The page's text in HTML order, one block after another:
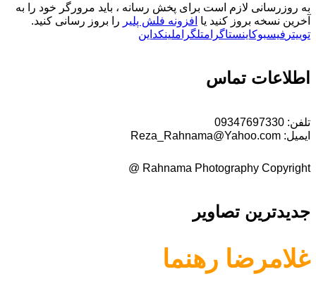
به روزرسانی لازم است برای پخش رسانه ، باید مرورگر خود را به
آخرین نسخه بروز کنید یا افزونه فلش پلیر را بروز رسانی کنید.
توییتر فیسبوکاینستاگرامتلگراملینکداین
اطلاعات تماس
تلفن:
ایمیل:
Rahnama Photography Copyright @
جدیدترین تصاویر
غلامرضا رهنما